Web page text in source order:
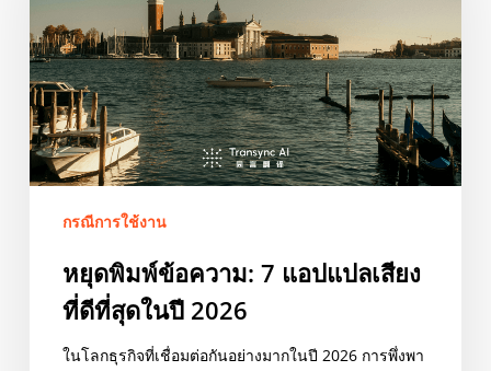
แอป
แปล
เสียง
ที่
ดี
ที่สุด
กรณีการใช้งาน
หยุดพิมพ์ข้อความ: 7 แอปแปลเสียง
ที่ดีที่สุดในปี 2026
ในโลกธุรกิจที่เชื่อมต่อกันอย่างมากในปี 2026 การพึ่งพา